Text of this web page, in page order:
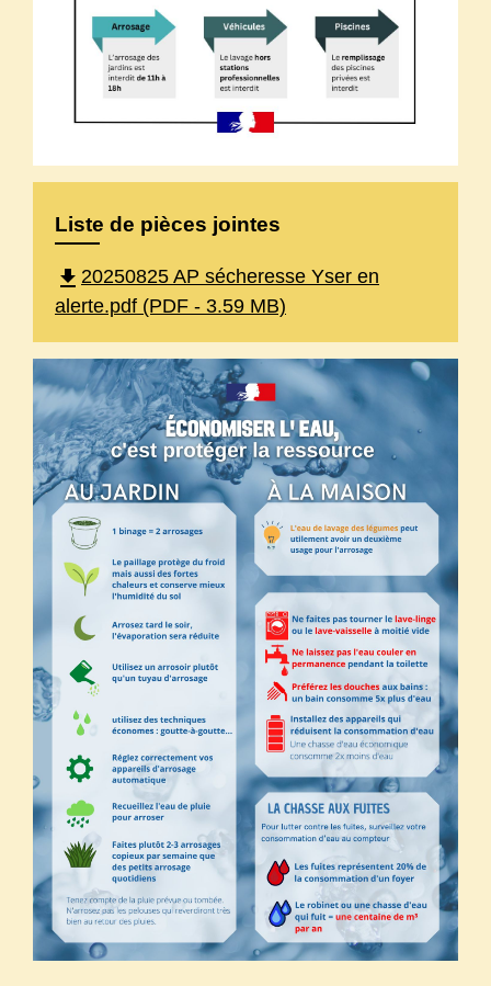
Liste de pièces jointes
file_download 20250825 AP sécheresse Yser en
alerte.pdf (PDF - 3.59 MB)